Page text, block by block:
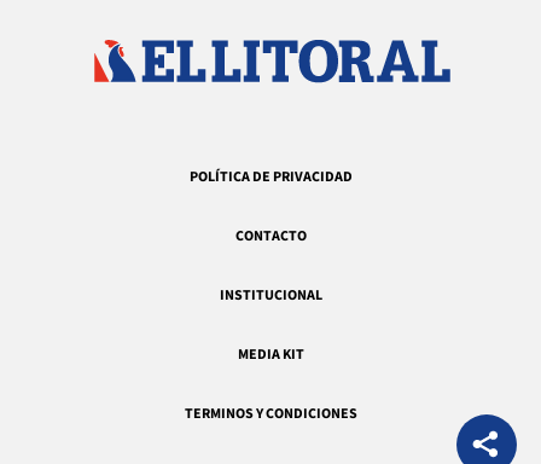
POLÍTICA DE PRIVACIDAD
CONTACTO
INSTITUCIONAL
MEDIA KIT
TERMINOS Y CONDICIONES